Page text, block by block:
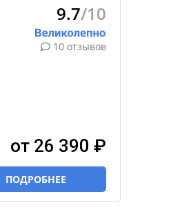
9.7/10
10 отзывов
от 26 390 ₽
ПОДРОБНЕЕ